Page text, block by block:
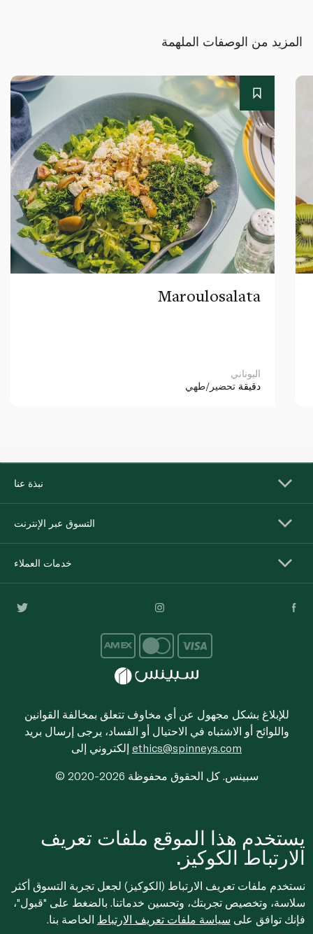
المزيد من الوصفات الملهمة
Maroulosalata
اليوناني
دقيقة تحضير/طهي
نبذة عنا
التسوق عبر الإنترنت
خدمات العملاء
للإبلاغ بشكل مجهول عن أي مخاوف تتعلق بمخالفة القوانين
واللوائح أو الاشتباه في الاحتيال أو الفساد، يرجى إرسال بريد
ethics@spinneys.com
© 2020-2026 سبينس. كل الحقوق محفوظة
يستخدم هذا الموقع ملفات تعريف
الارتباط الكوكيز.
نستخدم ملفات تعريف الارتباط (الكوكيز) لجعل تجربة التسوق أكثر
سلاسة، وتخصيص تجربتك، وتحسين خدماتنا. بالضغط على "قبول"،
فإنك توافق على سياسة ملفات تعريف الارتباط الخاصة بنا.